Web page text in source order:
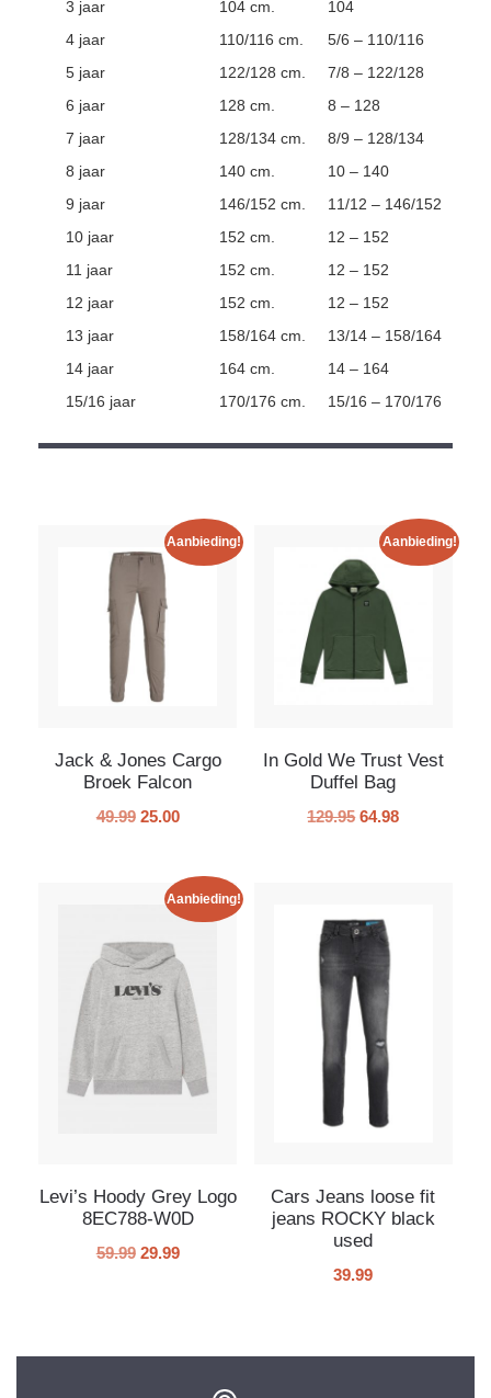
3 jaar 104 cm.
104
4 jaar
110/116 cm.
5/6 – 110/116
5 jaar
122/128 cm.
7/8 – 122/128
6 jaar
128 cm.
8 – 128
7 jaar
128/134 cm.
8/9 – 128/134
8 jaar
140 cm.
10 – 140
9 jaar
146/152 cm.
11/12 – 146/152
10 jaar
152 cm.
12 – 152
11 jaar
152 cm.
12 – 152
12 jaar
152 cm.
12 – 152
13 jaar
158/164 cm.
13/14 – 158/164
14 jaar
164 cm.
14 – 164
15/16 jaar
170/176 cm. 15/16 – 170/176
Aanbieding!
Jack & Jones Cargo
Broek Falcon
49.99 25.00
Aanbieding!
In Gold We Trust Vest
Duffel Bag
129.95 64.98
Aanbieding!
Levi’s Hoody Grey Logo
8EC788-W0D
59.99 29.99
Cars Jeans loose fit
jeans ROCKY black
used
39.99